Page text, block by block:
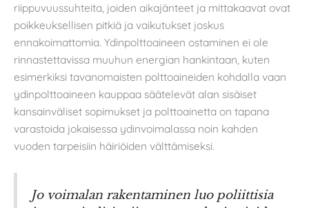
riippuvuussuhteita, joiden aikajänteet ja mittakaavat ovat
poikkeuksellisen pitkiä ja vaikutukset joskus
ennakoimattomia. Ydinpolttoaineen ostaminen ei ole
rinnastettavissa muuhun energian hankintaan, kuten
esimerkiksi tavanomaisten polttoaineiden kohdalla vaan
ydinpolttoaineen kauppaa säätelevät alan sisäiset
kansainväliset sopimukset ja polttoainetta on tapana
varastoida jokaisessa ydinvoimalassa noin kahden
vuoden tarpeisiin häiriöiden välttämiseksi.
Jo voimalan rakentaminen luo poliittisia